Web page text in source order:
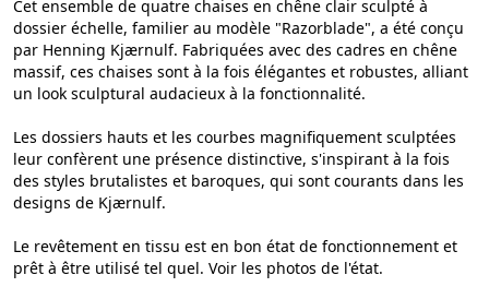
Cet ensemble de quatre chaises en chêne clair sculpté à
dossier échelle, familier au modèle "Razorblade", a été conçu
par Henning Kjærnulf. Fabriquées avec des cadres en chêne
massif, ces chaises sont à la fois élégantes et robustes, alliant
un look sculptural audacieux à la fonctionnalité.
Les dossiers hauts et les courbes magnifiquement sculptées
leur confèrent une présence distinctive, s'inspirant à la fois
des styles brutalistes et baroques, qui sont courants dans les
designs de Kjærnulf.
Le revêtement en tissu est en bon état de fonctionnement et
prêt à être utilisé tel quel. Voir les photos de l'état.